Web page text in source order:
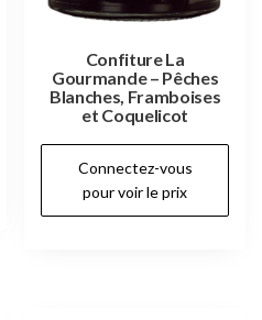
Confiture La
Gourmande – Pêches
Blanches, Framboises
et Coquelicot
Connectez-vous
pour voir le prix